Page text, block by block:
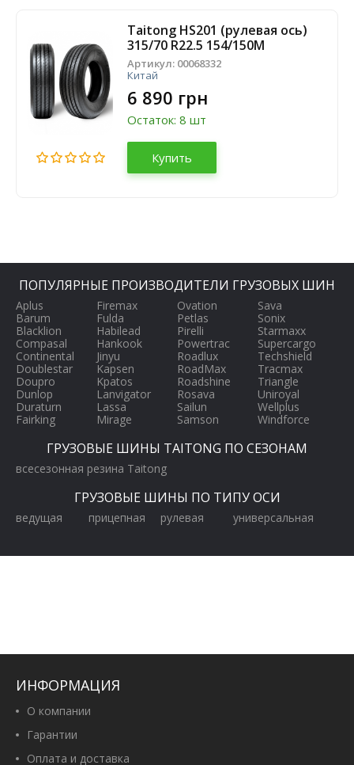
Taitong HS201 (рулевая ось)
315/70 R22.5 154/150M
Артикул: 00068332
Китай
6 890 грн
Остаток: 8 шт
Купить
ПОПУЛЯРНЫЕ ПРОИЗВОДИТЕЛИ ГРУЗОВЫХ ШИН
Aplus
Barum
Blacklion
Compasal
Continental
Doublestar
Doupro
Dunlop
Duraturn
Fairking
Firemax
Fulda
Habilead
Hankook
Jinyu
Kapsen
Kpatos
Lanvigator
Lassa
Mirage
Ovation
Petlas
Pirelli
Powertrac
Roadlux
RoadMax
Roadshine
Rosava
Sailun
Samson
Sava
Sonix
Starmaxx
Supercargo
Techshield
Tracmax
Triangle
Uniroyal
Wellplus
Windforce
ГРУЗОВЫЕ ШИНЫ TAITONG ПО СЕЗОНАМ
всесезонная резина Taitong
ГРУЗОВЫЕ ШИНЫ ПО ТИПУ ОСИ
ведущая прицепная рулевая универсальная
ИНФОРМАЦИЯ
О компании
Гарантии
Оплата и доставка